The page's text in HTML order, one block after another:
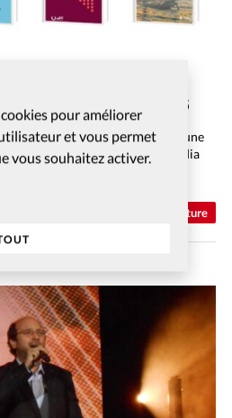
pour améliorer
et vous permet
vous souhaitez activer.
Culture
lors de l’été 2026
les amateurs de littérature
un guide sur les fake news, une
témoignage. Vivre debout, Lydia